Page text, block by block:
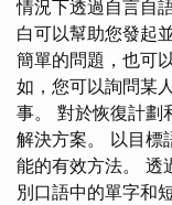
情況下透過自言自
白可以幫助您發起
簡單的問題，也可
如，您可以詢問某
事。 對於恢復計劃
解決方案。 以目標
能的有效方法。 透
別口語中的單字和